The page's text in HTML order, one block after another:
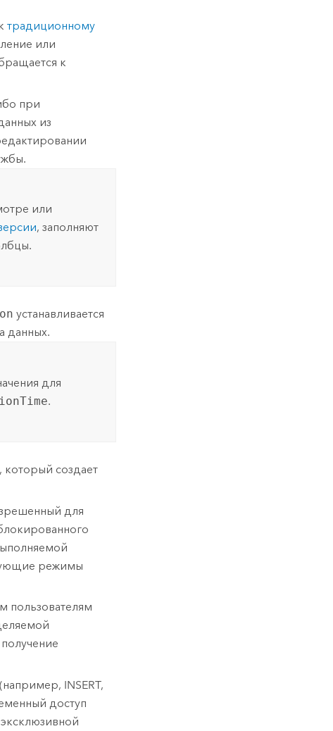
традиционному
или
к
при
из
или
, заполняют
устанавливается
данных.
для
.
который создает
для
режимы
пользователям
INSERT,
доступ